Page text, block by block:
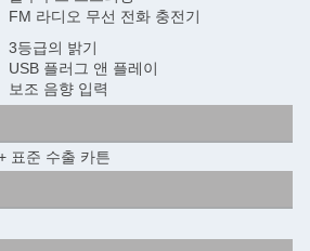
FM 라디오 무선 전화 충전기
3등급의 밝기
USB 플러그 앤 플레이
보조 음향 입력
표준 수출 카튼